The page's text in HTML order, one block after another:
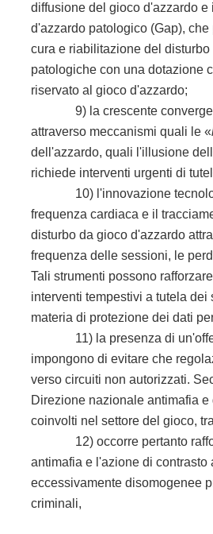
diffusione del gioco d'azzardo
d'azzardo patologico (Gap),
cura e riabilitazione del
patologiche con una dotazione
riservato al gioco d'azzardo;
9) la crescente
attraverso meccanismi quali le «
dell'azzardo, quali l'illusione
richiede interventi urgenti di
10) l'innovazione
frequenza cardiaca e il
disturbo da gioco d'azzardo
frequenza delle sessioni, le
Tali strumenti possono
interventi tempestivi a tutela
materia di protezione dei dati
11) la presenza di un'offerta
impongono di evitare che
verso circuiti non autorizzati.
Direzione nazionale antimafia
coinvolti nel settore del gioco,
12) occorre pertanto
antimafia e l'azione di
eccessivamente disomogenee
criminali,